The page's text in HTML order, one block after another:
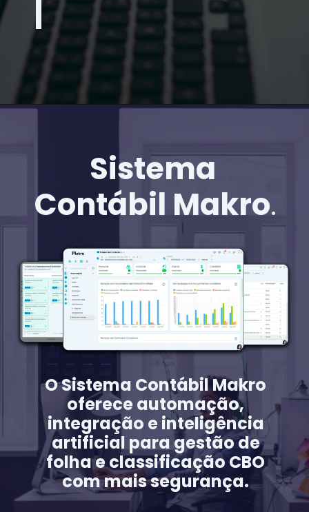
O Sistema Contábil Makro
oferece automação,
integração e inteligência
artificial para gestão de
folha e classificação CBO
com mais segurança.
Sistema
Contábil Makro.